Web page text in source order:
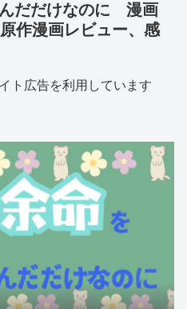
だだけなのに 漫画
作漫画レビュー、感
ト広告を利用しています